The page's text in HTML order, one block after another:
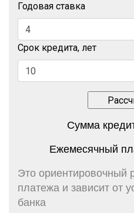
Годовая ставка
Срок кредита, лет
Сумма
Ежемесячный
Это ориентировочный
платежа и зависит от
банка